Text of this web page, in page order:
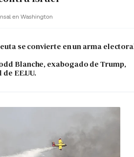
en Washington
se convierte en un arma
Blanche, exabogado de Trump,
EE.UU.